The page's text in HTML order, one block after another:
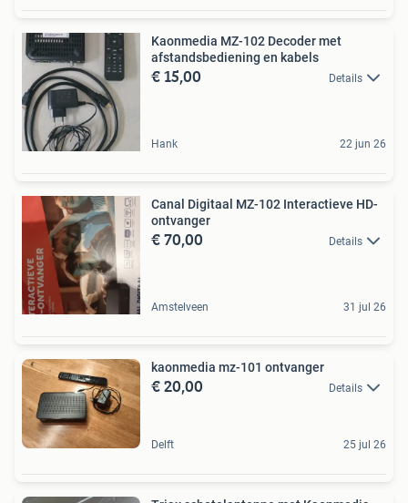
Kaonmedia MZ-102 Decoder met
afstandsbediening en kabels
€ 15,00 Details
Hank 22 jun 26
Canal Digitaal MZ-102 Interactieve HD-
ontvanger
€ 70,00 Details
Amstelveen 31 jul 26
kaonmedia mz-101 ontvanger
€ 20,00 Details
Delft 25 jul 26